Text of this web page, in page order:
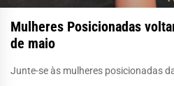
Mulheres Posicionadas
de maio
Junte-se às mulheres posicionadas